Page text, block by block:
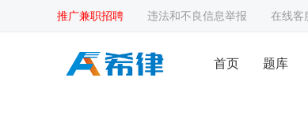
推广兼职招聘 违法和不良信息举报 在线客
首页 题库